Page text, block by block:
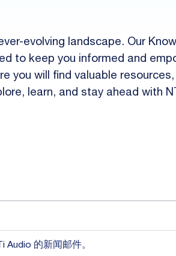
evolving landscape. Our
to keep you informed and
you will find valuable
learn, and stay ahead with
Audio 的新闻邮件。